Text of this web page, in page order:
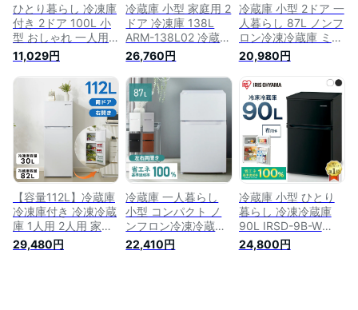
ひとり暮らし 冷凍庫
付き 2ドア 100L 小
型 おしゃれ 一人用
冷凍冷蔵庫 直冷式
コンパクト 省エネ
温度調節可 新生活
家庭用 ミニ冷蔵庫
ホワイト (100L)
11,029円
冷蔵庫 小型 家庭用 2
ドア 冷凍庫 138L
ARM-138L02 冷蔵庫
冷凍庫 冷凍冷蔵庫
家庭用 2ドア 冷蔵庫
2扉 家電 左右ドア 左
開き 右開き 一人暮
らし ひとり暮らし
おしゃれ 黒 大型 小
型 シルバー 新品 新
生活 Grand Line A-
Stage
26,760円
冷蔵庫 小型 2ドア 一
人暮らし 87L ノンフ
ロン冷凍冷蔵庫 ミニ
冷蔵庫 ひとり暮らし
小型冷蔵庫 おしゃれ
静音 コンパクト ス
リム ミニ 左開き 右
開き 二人暮らし サ
ブ冷蔵庫 リビング
寝室 PRC-B092D
20,980円
【容量112L】冷蔵庫
冷凍庫付き 冷凍冷蔵
庫 1人用 2人用 家庭
用 2ドア 112L おし
ゃれ 冷凍冷蔵庫 右
29,480円
冷蔵庫 一人暮らし
小型 コンパクト ノ
ンフロン冷凍冷蔵庫
87L PRC-B092Dお
しゃれ 冷蔵庫 2ドア
22,410円
冷蔵庫 小型 ひとり
暮らし 冷凍冷蔵庫
90L IRSD-9B-W
IRSD-9B-B2ドア 静
音 寝室 スリム コン
24,800円